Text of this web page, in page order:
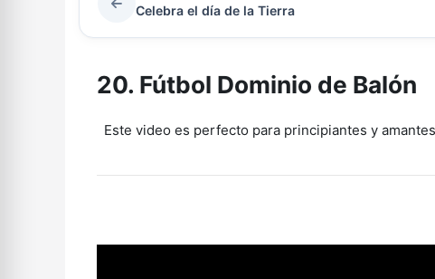
Celebra el día de la Tierra
20. Fútbol Dominio de Balón
Este video es perfecto para principiantes y